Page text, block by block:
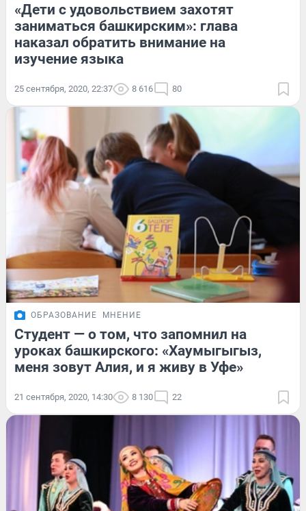
«Дети с удовольствием захотят
заниматься башкирским»: глава
наказал обратить внимание на
изучение языка
25 сентября, 2020, 22:37 8 616 80
ОБРАЗОВАНИЕ МНЕНИЕ
Студент — о том, что запомнил на
уроках башкирского: «Хаумыгыгыз,
меня зовут Алия, и я живу в Уфе»
21 сентября, 2020, 14:30 8 130 22